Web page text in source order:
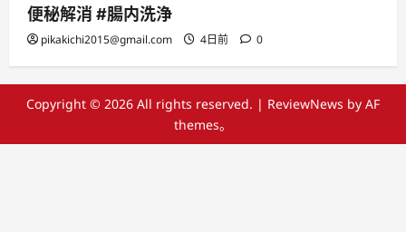
便秘解消 #腸内洗浄
pikakichi2015@gmail.com 4日前 0
Copyright © 2026 All rights reserved. | ReviewNews by AF
themes。